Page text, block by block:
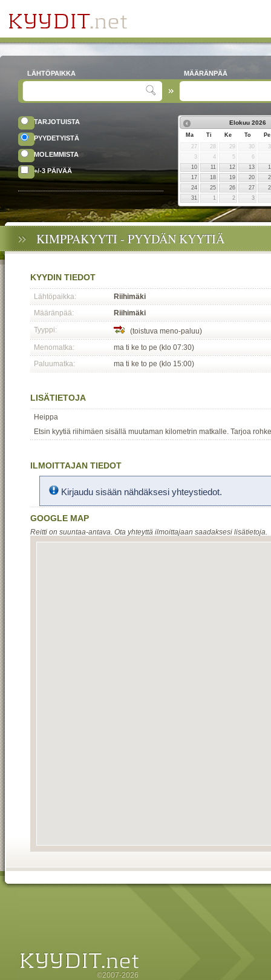
LÄHTÖPAIKKA MÄÄRÄNPÄÄ
TARJOTUISTA
PYYDETYISTÄ
MOLEMMISTA
+/-3 PÄIVÄÄ
Elokuu 2026
Ma Ti Ke To
Pe
27
28 29 30
3
4 5
6
10
11 12 13
17
18 19 20
24
25 26 27
31
1 2 3
KIMPPAKYYTI - PYYDÄN KYYTIÄ
KYYDIN TIEDOT
Lähtöpaikka:
Riihimäki
Määränpää:
Riihimäki
Tyyppi:
(toistuva meno-paluu)
Menomatka:
ma ti ke to pe (klo 07:30)
Paluumatka:
ma ti ke to pe (klo 15:00)
LISÄTIETOJA
Heippa
Etsin kyytiä riihimäen sisällä muutaman kilometrin matkalle. Tarjoa
ILMOITTAJAN TIEDOT
Kirjaudu sisään nähdäksesi yhteystiedot.
GOOGLE MAP
Reitti on suuntaa-antava. Ota yhteyttä ilmoittajaan saadaksesi lisätietoja.
©2007-2026